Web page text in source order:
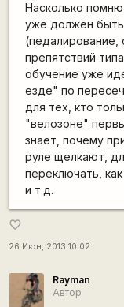
Насколько
уже должен быть
препятствий
обучение уже
езде" по
для тех, кто
"велозоне"
знает, почему
руле щелкают,
переключать,
и т.д.
favorite_border
26 Июн, 2013 10:02
Rаyman
Автор